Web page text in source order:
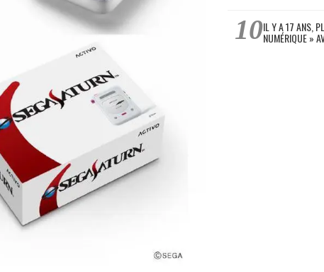
IL Y A 17 ANS,
NUMÉRIQUE »